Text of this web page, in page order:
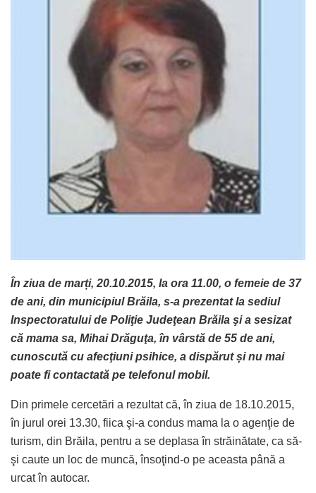
În ziua de marți, 20.10.2015, la ora 11.00, o femeie de 37
de ani, din municipiul Brăila, s-a prezentat la sediul
Inspectoratului de Poliţie Judeţean Brăila şi a sesizat
că mama sa, Mihai Drăguţa, în vârstă de 55 de ani,
cunoscută cu afecţiuni psihice, a dispărut și nu mai
poate fi contactată pe telefonul mobil.
Din primele cercetări a rezultat că, în ziua de 18.10.2015,
în jurul orei 13.30, fiica şi-a condus mama la o agenţie de
turism, din Brăila, pentru a se deplasa în străinătate, ca să-
şi caute un loc de muncă, însoţind-o pe aceasta până a
urcat în autocar.